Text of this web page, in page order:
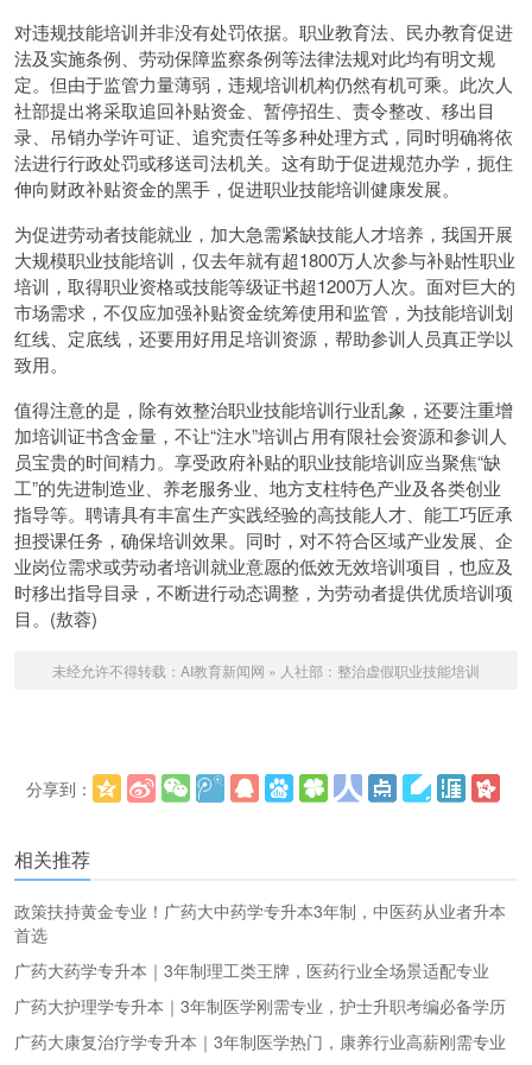
对违规技能培训并非没有处罚依据。职业教育法、民办教育促进
法及实施条例、劳动保障监察条例等法律法规对此均有明文规
定。但由于监管力量薄弱，违规培训机构仍然有机可乘。此次人
社部提出将采取追回补贴资金、暂停招生、责令整改、移出目
录、吊销办学许可证、追究责任等多种处理方式，同时明确将依
法进行行政处罚或移送司法机关。这有助于促进规范办学，扼住
伸向财政补贴资金的黑手，促进职业技能培训健康发展。
为促进劳动者技能就业，加大急需紧缺技能人才培养，我国开展
大规模职业技能培训，仅去年就有超1800万人次参与补贴性职业
培训，取得职业资格或技能等级证书超1200万人次。面对巨大的
市场需求，不仅应加强补贴资金统筹使用和监管，为技能培训划
红线、定底线，还要用好用足培训资源，帮助参训人员真正学以
致用。
值得注意的是，除有效整治职业技能培训行业乱象，还要注重增
加培训证书含金量，不让“注水”培训占用有限社会资源和参训人
员宝贵的时间精力。享受政府补贴的职业技能培训应当聚焦“缺
工”的先进制造业、养老服务业、地方支柱特色产业及各类创业
指导等。聘请具有丰富生产实践经验的高技能人才、能工巧匠承
担授课任务，确保培训效果。同时，对不符合区域产业发展、企
业岗位需求或劳动者培训就业意愿的低效无效培训项目，也应及
时移出指导目录，不断进行动态调整，为劳动者提供优质培训项
目。(敖蓉)
未经允许不得转载： AI教育新闻网 » 人社部：整治虚假职业技能培训
分享到：
相关推荐
政策扶持黄金专业！广药大中药学专升本3年制，中医药从业者升本
首选
广药大药学专升本｜3年制理工类王牌，医药行业全场景适配专业
广药大护理学专升本｜3年制医学刚需专业，护士升职考编必备学历
广药大康复治疗学专升本｜3年制医学热门，康养行业高薪刚需专业